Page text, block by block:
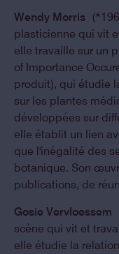
Wendy Morris
plasticienne qui vit
elle travaille sur un
of Importance
produit), qui étudie
sur les plantes
développées sur
elle établit un lien
que l'inégalité des
botanique. Son
publications, de
Gosie Vervloessem
scène qui vit et
elle étudie la